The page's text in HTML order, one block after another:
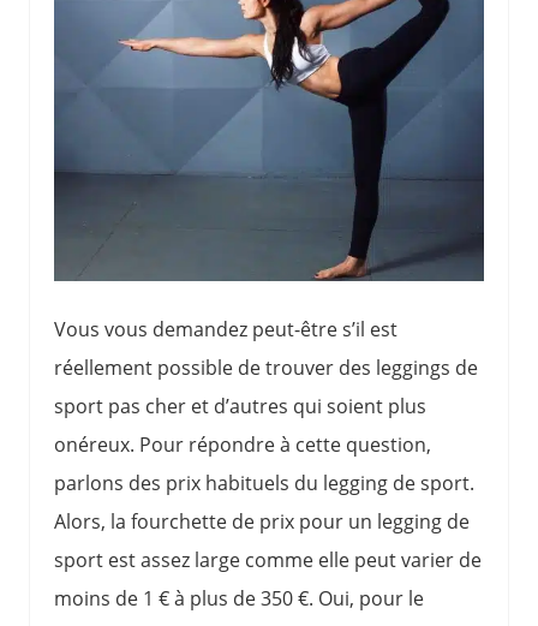
Vous vous demandez peut-être s’il est
réellement possible de trouver des leggings de
sport pas cher et d’autres qui soient plus
onéreux. Pour répondre à cette question,
parlons des prix habituels du legging de sport.
Alors, la fourchette de prix pour un legging de
sport est assez large comme elle peut varier de
moins de 1 € à plus de 350 €. Oui, pour le